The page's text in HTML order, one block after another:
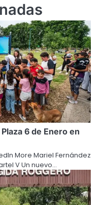
6 de Enero en
More Mariel Fernández
V Un nuevo…